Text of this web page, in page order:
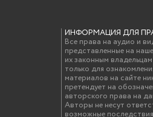
ИНФОРМАЦИЯ ДЛЯ
Все права на аудио и
представленные на
их законным
только для
материалов на сайте
претендует на
авторского права на
Авторы не несут
возможные